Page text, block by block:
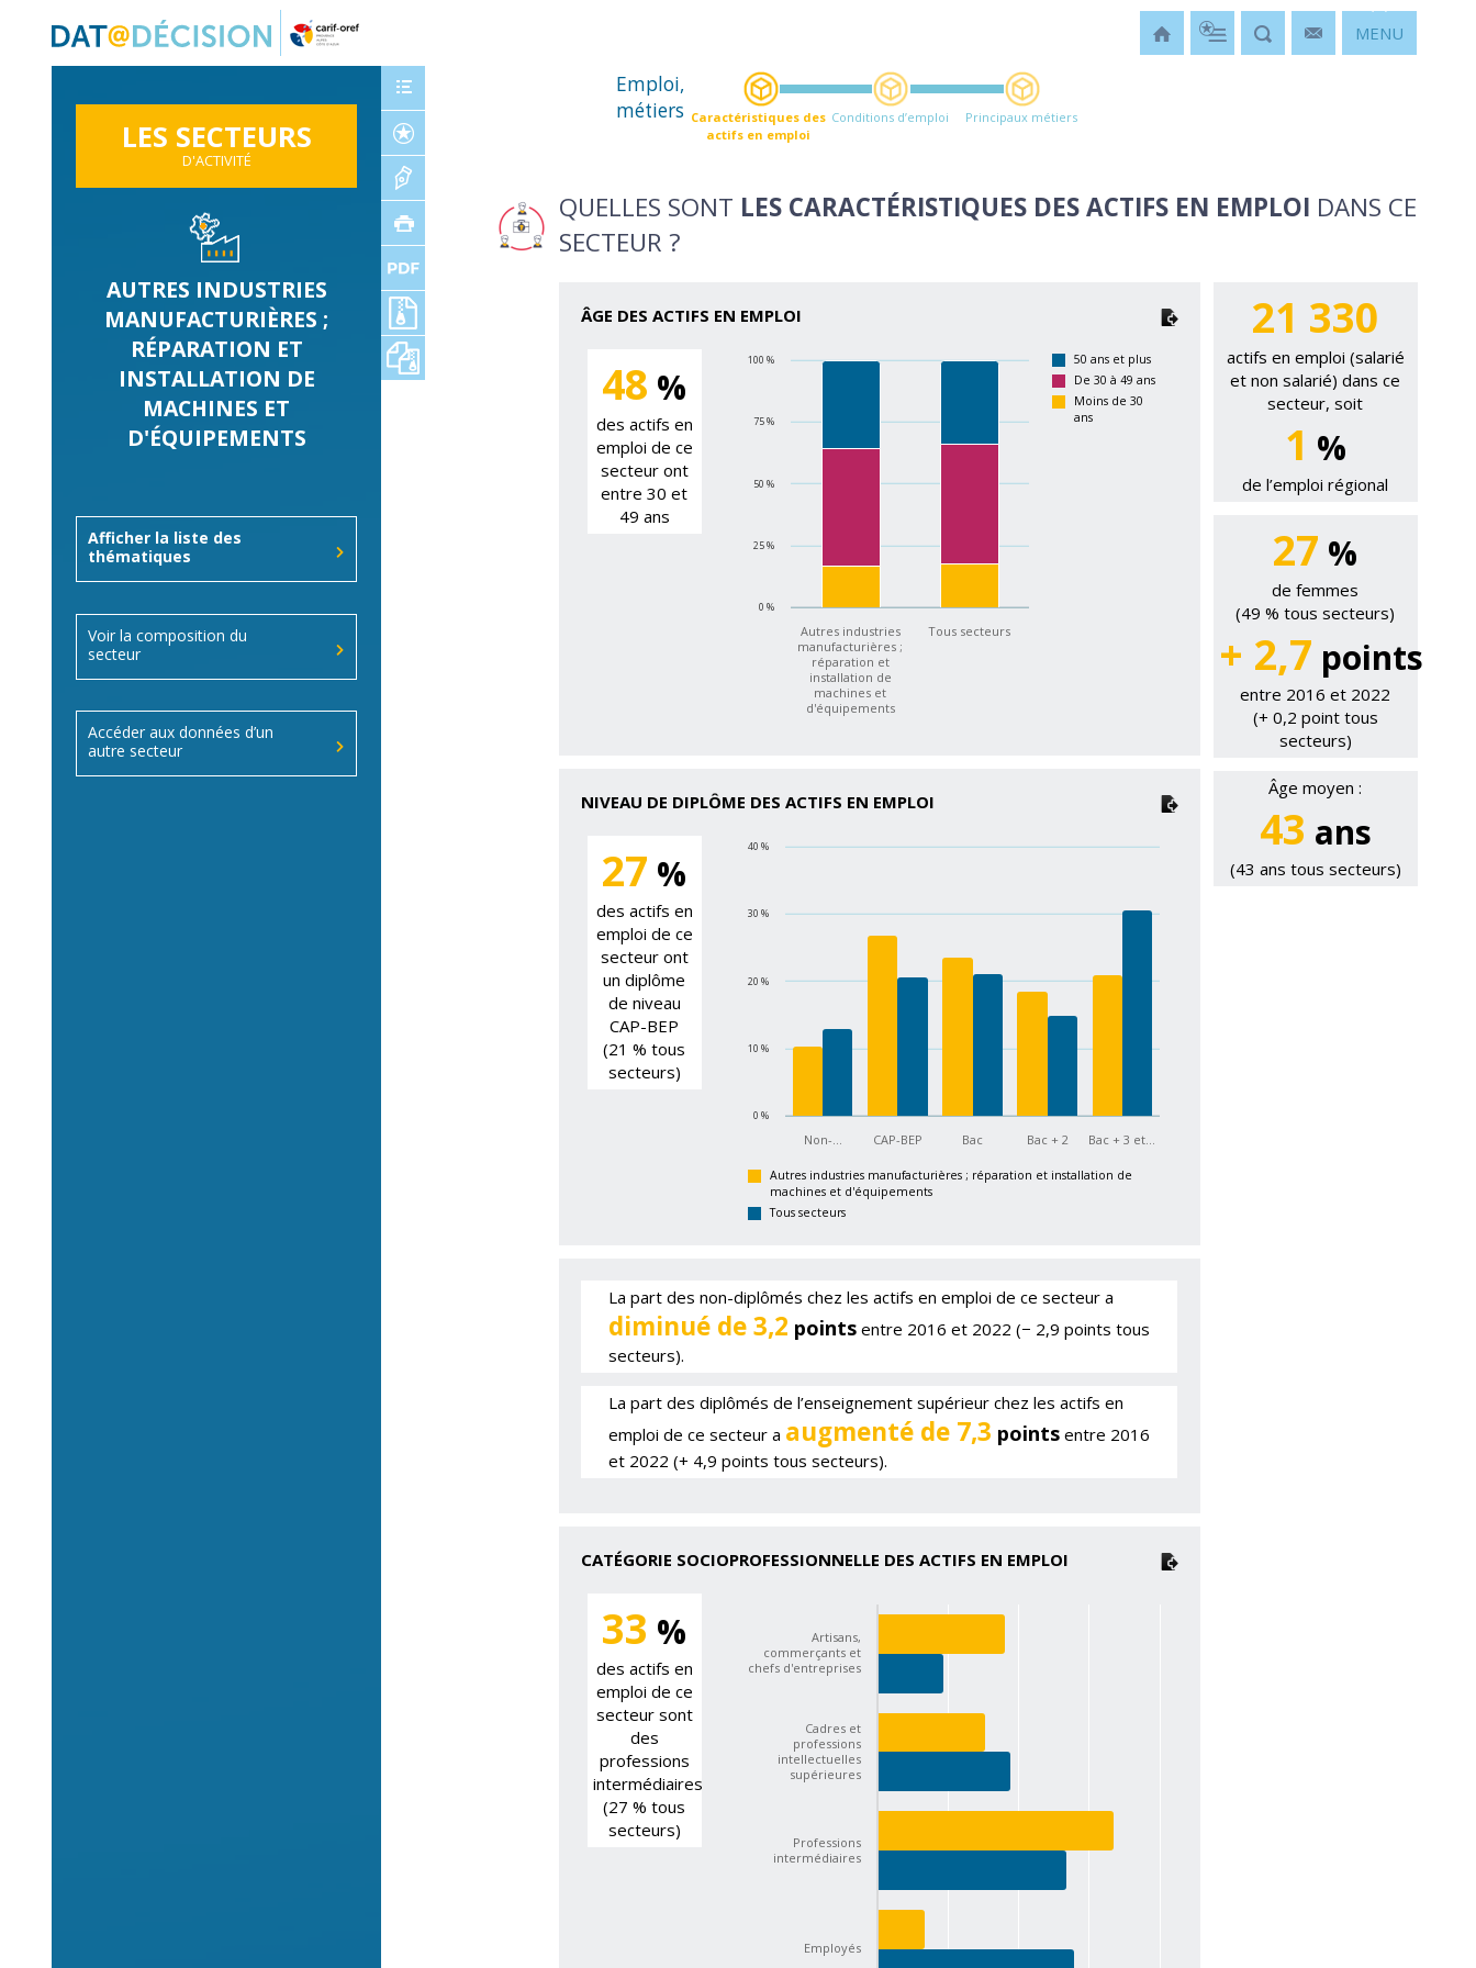
MENU
LES SECTEURS
D'ACTIVITÉ
AUTRES INDUSTRIES
MANUFACTURIÈRES ;
RÉPARATION ET
INSTALLATION DE
MACHINES ET
D'ÉQUIPEMENTS
Afficher la liste des
thématiques
Voir la composition du
secteur
Accéder aux données d’un
autre secteur
Emploi,
métiers Caractéristiques des
actifs en emploi
Conditions d’emploi Principaux métiers
QUELLES SONT LES CARACTÉRISTIQUES DES ACTIFS EN EMPLOI DANS CE
SECTEUR ?
ÂGE DES ACTIFS EN EMPLOI
48 %
des actifs en
emploi de ce
secteur ont
entre 30 et
49 ans
Autres industries
manufacturières ;
réparation et
installation de
machines et
d'équipements
Tous secteurs
0 %
25 %
50 %
75 %
100 %
50 ans et plus
De 30 à 49 ans
Moins de 30
ans
NIVEAU DE DIPLÔME DES ACTIFS EN EMPLOI
27 %
des actifs en
emploi de ce
secteur ont
un diplôme
de niveau
CAP-BEP
(21 % tous
secteurs)
Non-… CAP-BEP Bac Bac + 2 Bac + 3 et…
0 %
10 %
20 %
30 %
40 %
Autres industries manufacturières ; réparation et installation de
machines et d'équipements
Tous secteurs
La part des non-diplômés chez les actifs en emploi de ce secteur a
diminué de 3,2 points entre 2016 et 2022 (− 2,9 points tous
secteurs).
La part des diplômés de l’enseignement supérieur chez les actifs en
emploi de ce secteur a augmenté de 7,3 points entre 2016
et 2022 (+ 4,9 points tous secteurs).
CATÉGORIE SOCIOPROFESSIONNELLE DES ACTIFS EN EMPLOI
33 %
des actifs en
emploi de ce
secteur sont
des
professions
intermédiaires
(27 % tous
secteurs)
Artisans,
commerçants et
chefs d'entreprises
Cadres et
professions
intellectuelles
supérieures
Professions
intermédiaires
Employés
21 330
actifs en emploi (salarié
et non salarié) dans ce
secteur, soit
1 %
de l’emploi régional
27 %
de femmes
(49 % tous secteurs)
+ 2,7 points
entre 2016 et 2022
(+ 0,2 point tous
secteurs)
Âge moyen :
43 ans
(43 ans tous secteurs)